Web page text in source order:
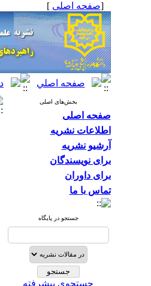
[صفحه اصلی ]
بخش‌های اصلی
صفحه اصلی
اطلاعات نشریه
آرشیو نشریه
برای نویسندگان
برای داوران
تماس با ما
جستجو در پایگاه
جستجوی پیشرفته